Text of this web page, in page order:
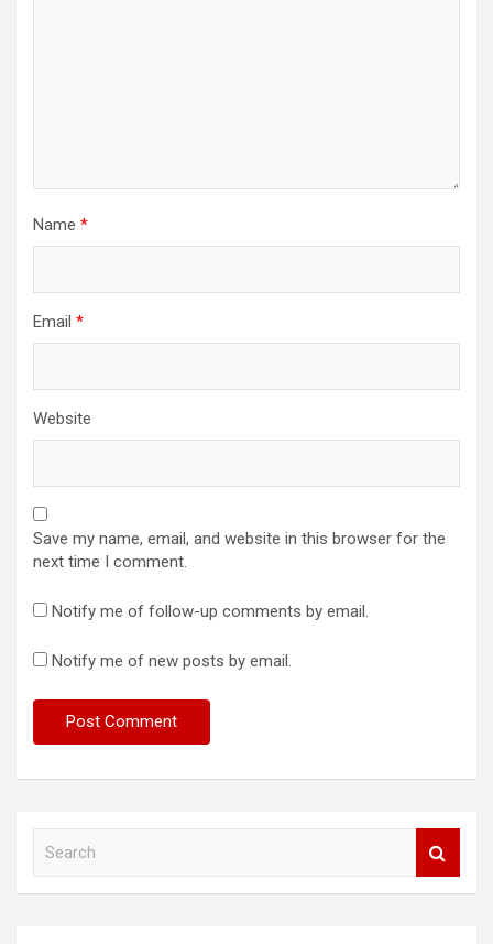
Name *
Email *
Website
Save my name, email, and website in this browser for the
next time I comment.
Notify me of follow-up comments by email.
Notify me of new posts by email.